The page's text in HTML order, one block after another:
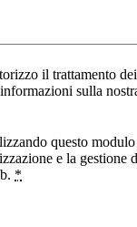
il trattamento
sulla
questo modulo
e la gestione
*